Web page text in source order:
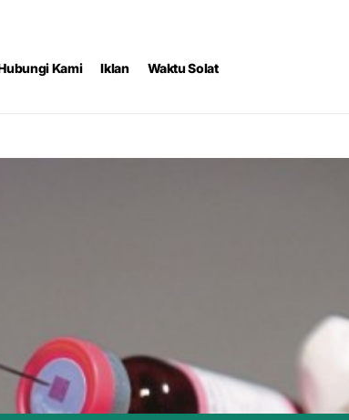
Kami Iklan Waktu Solat